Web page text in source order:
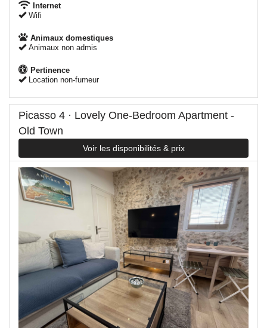
Internet
Wifi
Animaux domestiques
Animaux non admis
Pertinence
Location non-fumeur
Picasso 4 · Lovely One-Bedroom Apartment -
Old Town
Voir les disponibilités & prix